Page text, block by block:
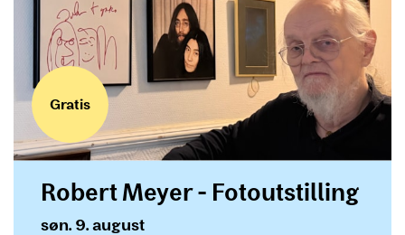
Gratis
Robert Meyer - Fotoutstilling
søn. 9. august